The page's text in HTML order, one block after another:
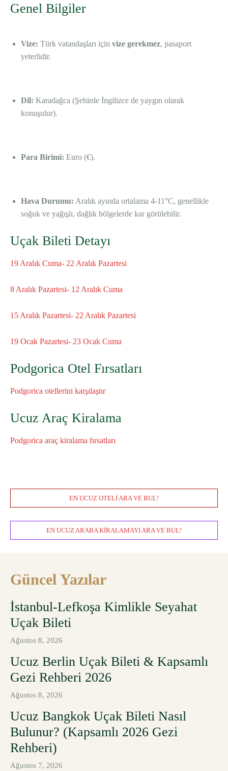
Genel Bilgiler
Vize: Türk vatandaşları için vize gerekmez, pasaport
yeterlidir.
Dil: Karadağca (Şehirde İngilizce de yaygın olarak
konuşulur).
Para Birimi: Euro (€).
Hava Durumu: Aralık ayında ortalama 4-11°C, genellikle
soğuk ve yağışlı, dağlık bölgelerde kar görülebilir.
Uçak Bileti Detayı
19 Aralık Cuma- 22 Aralık Pazartesi
8 Aralık Pazartesi- 12 Aralık Cuma
15 Aralık Pazartesi- 22 Aralık Pazartesi
19 Ocak Pazartesi- 23 Ocak Cuma
Podgorica Otel Fırsatları
Podgorica otellerini karşılaştır
Ucuz Araç Kiralama
Podgorica araç kiralama fırsatları
EN UCUZ OTELI ARA VE BUL!
EN UCUZ ARABA KIRALAMAYI ARA VE BUL!
Güncel Yazılar
İstanbul-Lefkoşa Kimlikle Seyahat
Uçak Bileti
Ağustos 8, 2026
Ucuz Berlin Uçak Bileti & Kapsamlı
Gezi Rehberi 2026
Ağustos 8, 2026
Ucuz Bangkok Uçak Bileti Nasıl
Bulunur? (Kapsamlı 2026 Gezi
Rehberi)
Ağustos 7, 2026